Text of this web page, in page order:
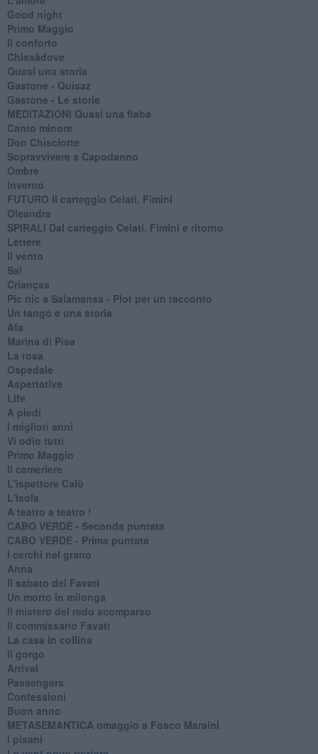
Good night
Primo Maggio
Il conforto
Chissàdove
Quasi una storia
Gastone - Quisaz
Gastone - Le storie
MEDITAZIONI Quasi una fiaba
Canto minore
Don Chisciotte
Sopravvivere a Capodanno
Ombre
Inverno
FUTURO Il carteggio Celati, Fimini
Oleandra
SPIRALI Dal carteggio Celati, Fimini e ritorno
Lettere
Il vento
Sal
Crianças
Pic nic a Salamansa - Plot per un racconto
Un tango e una storia
Afa
Marina di Pisa
La rosa
Ospedale
Aspettative
Life
A piedi
I migliori anni
Vi odio tutti
Primo Maggio
Il cameriere
L'ispettore Calò
L'isola
A teatro a teatro !
CABO VERDE - Seconda puntata
CABO VERDE - Prima puntata
I cerchi nel grano
Anna
Il sabato del Favati
Un morto in milonga
Il mistero del redo scomparso
Il commissario Favati
La casa in collina
Il gorgo
Arrival
Passengers
Confessioni
Buon anno
METASEMANTICA omaggio a Fosco Maraini
I pisani